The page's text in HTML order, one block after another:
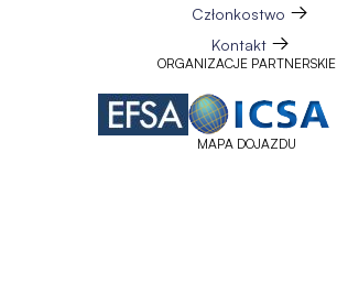
Członkostwo
Kontakt
ORGANIZACJE PARTNERSKIE
MAPA DOJAZDU